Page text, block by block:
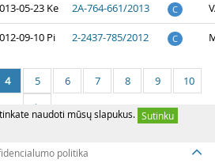
naudoti mūsų slapukus. Sutinku
05-23 Ke 2A-764-661/2013 C
09-10 Pi 2-2437-785/2012 C
4 5 6 7 8 9 10
>
politika